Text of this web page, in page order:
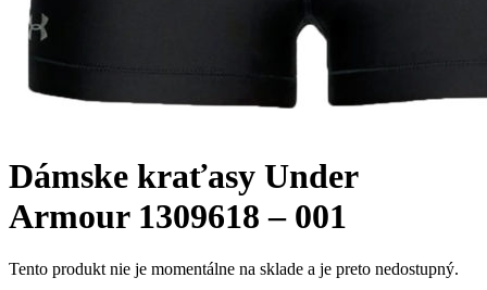
Dámske kraťasy Under
Armour 1309618 – 001
Tento produkt nie je momentálne na sklade a je preto nedostupný.